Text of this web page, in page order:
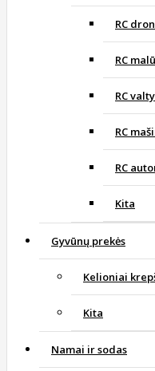
RC
RC
RC
RC
RC
Kita
Gyvūnų prekės
Kelioniai
Kita
Namai ir sodas